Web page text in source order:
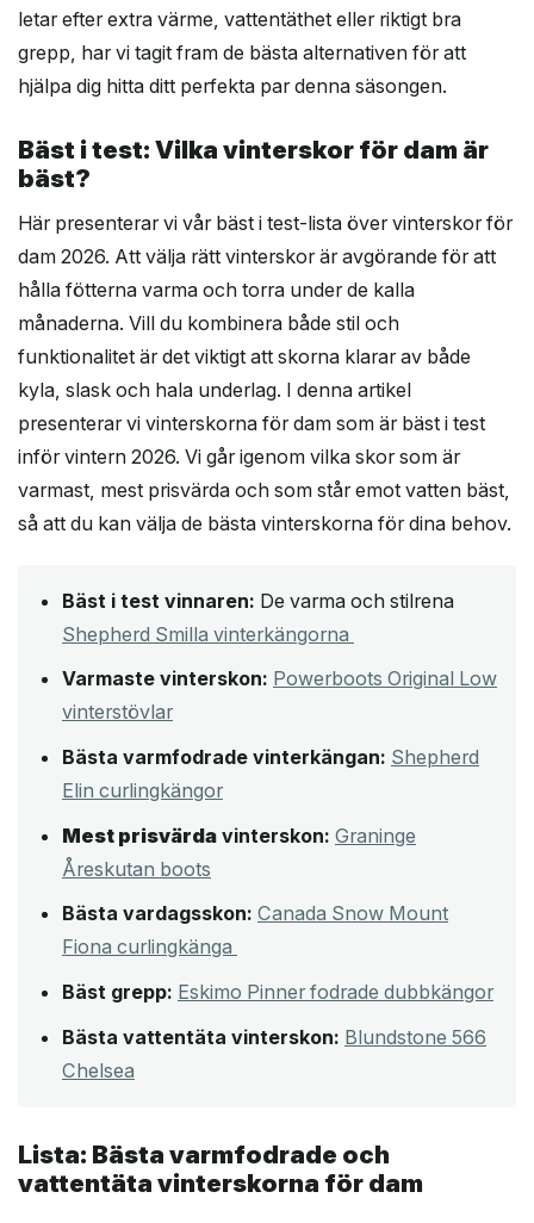
letar efter extra värme, vattentäthet eller riktigt bra
grepp, har vi tagit fram de bästa alternativen för att
hjälpa dig hitta ditt perfekta par denna säsongen.
Bäst i test: Vilka vinterskor för dam är
bäst?
Här presenterar vi vår bäst i test-lista över vinterskor för
dam 2026. Att välja rätt vinterskor är avgörande för att
hålla fötterna varma och torra under de kalla
månaderna. Vill du kombinera både stil och
funktionalitet är det viktigt att skorna klarar av både
kyla, slask och hala underlag. I denna artikel
presenterar vi vinterskorna för dam som är bäst i test
inför vintern 2026. Vi går igenom vilka skor som är
varmast, mest prisvärda och som står emot vatten bäst,
så att du kan välja de bästa vinterskorna för dina behov.
Bäst i test vinnaren: De varma och stilrena
Shepherd Smilla vinterkängorna
Varmaste vinterskon: Powerboots Original Low
vinterstövlar
Bästa varmfodrade vinterkängan: Shepherd
Elin curlingkängor
Mest prisvärdavinterskon: Graninge
Åreskutan boots
Bästa vardagsskon: Canada Snow Mount
Fiona curlingkänga
Bäst grepp: Eskimo Pinner fodrade dubbkängor
Bästa vattentäta vinterskon: Blundstone 566
Chelsea
Lista: Bästa varmfodrade och
vattentäta vinterskorna för dam